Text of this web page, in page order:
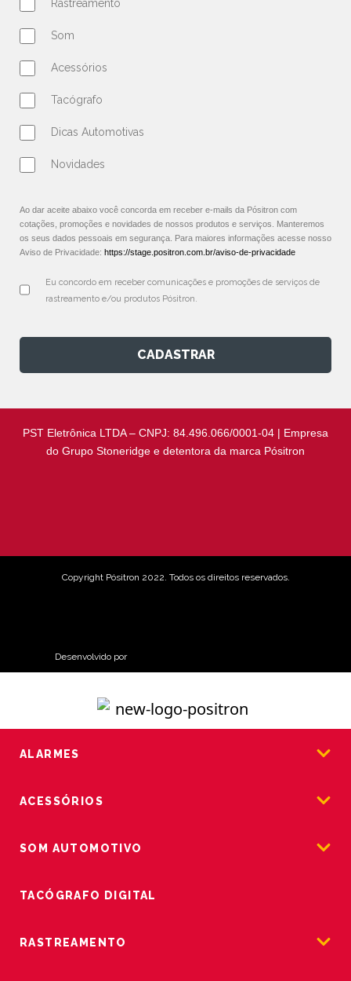
Rastreamento
Som
Acessórios
Tacógrafo
Dicas Automotivas
Novidades
Ao dar aceite abaixo você concorda em receber e-mails da Pósitron com
cotações, promoções e novidades de nossos produtos e serviços. Manteremos
os seus dados pessoais em segurança. Para maiores informações acesse nosso
Aviso de Privacidade: https://stage.positron.com.br/aviso-de-privacidade
Eu concordo em receber comunicações e promoções de serviços de
rastreamento e/ou produtos Pósitron.
CADASTRAR
PST Eletrônica LTDA – CNPJ: 84.496.066/0001-04 | Empresa
do Grupo Stoneridge e detentora da marca Pósitron
Copyright Pósitron 2022. Todos os direitos reservados.
Desenvolvido por
ALARMES
ACESSÓRIOS
SOM AUTOMOTIVO
TACÓGRAFO DIGITAL
RASTREAMENTO